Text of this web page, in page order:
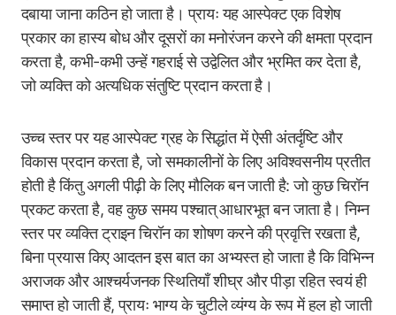
दबाया जाना कठिन हो जाता है। प्रायः यह आस्पेक्ट एक विशेष
प्रकार का हास्य बोध और दूसरों का मनोरंजन करने की क्षमता प्रदान
करता है, कभी-कभी उन्हें गहराई से उद्वेलित और भ्रमित कर देता है,
जो व्यक्ति को अत्यधिक संतुष्टि प्रदान करता है।
उच्च स्तर पर यह आस्पेक्ट ग्रह के सिद्धांत में ऐसी अंतर्दृष्टि और
विकास प्रदान करता है, जो समकालीनों के लिए अविश्वसनीय प्रतीत
होती है किंतु अगली पीढ़ी के लिए मौलिक बन जाती है: जो कुछ चिरॉन
प्रकट करता है, वह कुछ समय पश्चात् आधारभूत बन जाता है। निम्न
स्तर पर व्यक्ति ट्राइन चिरॉन का शोषण करने की प्रवृत्ति रखता है,
बिना प्रयास किए आदतन इस बात का अभ्यस्त हो जाता है कि विभिन्न
अराजक और आश्चर्यजनक स्थितियाँ शीघ्र और पीड़ा रहित स्वयं ही
समाप्त हो जाती हैं, प्रायः भाग्य के चुटीले व्यंग्य के रूप में हल हो जाती